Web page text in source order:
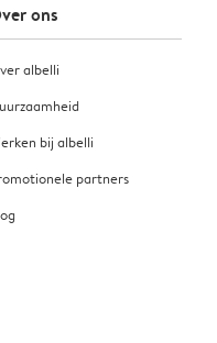
ons
albelli
bij albelli
partners